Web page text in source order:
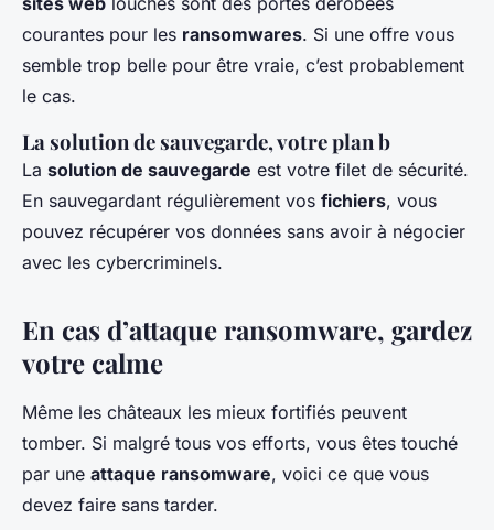
courantes pour les ransomwares. Si une offre vous
semble trop belle pour être vraie, c’est probablement
le cas.
La solution de sauvegarde, votre plan b
La solution de sauvegarde est votre filet de sécurité.
En sauvegardant régulièrement vos fichiers, vous
pouvez récupérer vos données sans avoir à négocier
avec les cybercriminels.
En cas d’attaque ransomware, gardez
votre calme
Même les châteaux les mieux fortifiés peuvent
tomber. Si malgré tous vos efforts, vous êtes touché
par une attaque ransomware, voici ce que vous
devez faire sans tarder.